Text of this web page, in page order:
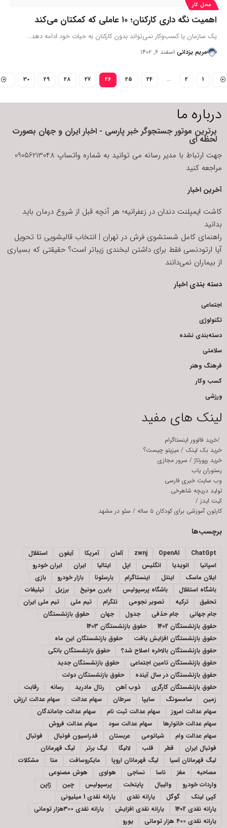
محل کار
اهمیت نگه داری کارکنان؛ ۱۰ عاملی که کمکتان می‌کند
یک سازمان یا کسب‌وکار نمی‌تواند بدون کارکنان به حیات خود ادامه دهد.…
مریم یزدانی اسفند ۶, ۱۴۰۲
1
2
…
24
25
26
27
28
29
30
درباره ما
برترین موتور جستجوگر خبر پارسی - اخبار ایران و جهان بصورت
لحظه ای
جهت ارتباط با مدیر رسانه می توانید به شماره واتساپ 09056213048
مراجعه کنید
آخرین اخبار
کاشت ایمپلنت دندان در زعفرانیه؛ هر آنچه قبل از شروع درمان باید
بدانید
راهنمای کامل شستشوی فرش در تهران | انتخاب قالیشویی تا تحویل
آیا ارتودنسی فقط برای داشتن لبخندی زیباتر است؟ حقیقتی که بسیاری
از بیماران نمی‌دانند
دسته بندی اخبار
اجتماعی
تکنولوژی
دسته‌بندی نشده
سلامتی
فرهنگ وهنر
کسب وکار
ورزشی
لینک های مفید
/خرید فالوور اینستاگرام
خرید بک لینک / میزیتو چیست؟
خرید رپورتاژ / سرور مجازی
رستوران یاب
وب سایت خبری فارسی
تولید دریچه شاهرخی
کیت ایدز /
کارتون آموزشی برای کودکان ۵ ساله
/ سئو در مشهد
برچسب‌ها
ChatGpt
OpenAI
zwnj آلمان آمریکا آیفون
استقلال
اسپانیا
انویدیا انگلیس اپل ایتالیا ایران
ایران خودرو
ایلان ماسک
اینتل اینستاگرام بارسلونا بازار خودرو
بازی
باشگاه استقلال
باشگاه پرسپولیس بایرن مونیخ برزیل
تبلیغات
تحقیق
ترکیه تصویر نجومی تلگرام تیم ملی
تیم ملی ایران
جام جهانی
جام حذفی جدول جهان
حقوق بازنشستگان
حقوق بازنشستگان 1402
حقوق بازنشستگان 1403
حقوق بازنشستگان افزایش یافت
حقوق بازنشستگان این ماه
حقوق بازنشستگان بالاخره اصلاح شد؟
حقوق بازنشستگان بانکی
حقوق بازنشستگان تامین اجتماعی
حقوق بازنشستگان جدید
حقوق بازنشستگان در سال آینده
حقوق بازنشستگان دولت
حقوق بازنشستگان کارگری
ذوب آهن رئال مادرید رسانه
رقابت
زمین
سامسونگ سایپا سرطان سهام عدالت
سهام عدالت ارزش
سهام عدالت امروز
سهام عدالت ثبت نام
سهام عدالت جاماندگان
سهام عدالت خانوارها
سهام عدالت سود
سهام عدالت فروش
سهام عدالت وام
شیائومی عربستان فدراسیون فوتبال
فوتبال
فوتبال ایران
قطر قلب لالیگا لیگ برتر
لیگ قهرمانان
لیگ قهرمانان آسیا
لیگ قهرمانان اروپا مایکروسافت متا
مشکلات
مصاحبه
مغز ناسا نساجی هواوی
هوش مصنوعی
واردات خودرو
والیبال پایتخت پرسپولیس چین
ژاپن
کپی لینک
گوگل یارانه نقدی
یارانه نقدی 1 میلیونی
یارانه نقدی 1402
یارانه نقدی افزایش
یارانه نقدی ۳۰۰هزار تومانی
یارانه نقدی ۴۰۰ هزار تومانی
یورو